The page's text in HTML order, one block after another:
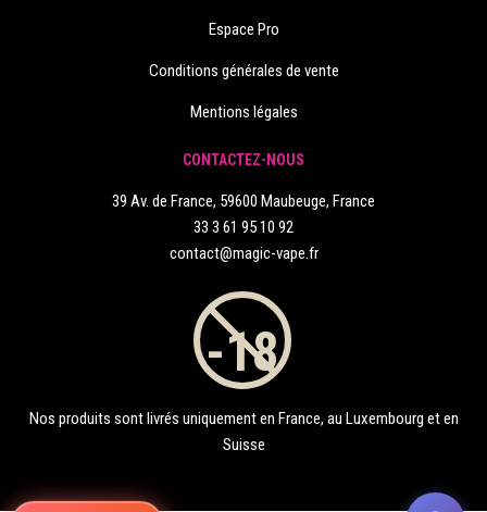
Espace Pro
Conditions générales de vente
Mentions légales
CONTACTEZ-NOUS
39 Av. de France, 59600 Maubeuge, France
33 3 61 95 10 92
contact@magic-vape.fr
Nos produits sont livrés uniquement en France, au Luxembourg et en
Suisse